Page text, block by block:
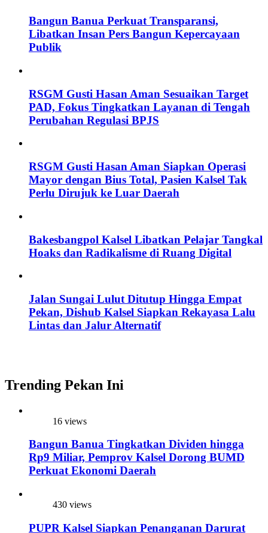
Bangun Banua Perkuat Transparansi,
Libatkan Insan Pers Bangun Kepercayaan
Publik
RSGM Gusti Hasan Aman Sesuaikan Target
PAD, Fokus Tingkatkan Layanan di Tengah
Perubahan Regulasi BPJS
RSGM Gusti Hasan Aman Siapkan Operasi
Mayor dengan Bius Total, Pasien Kalsel Tak
Perlu Dirujuk ke Luar Daerah
Bakesbangpol Kalsel Libatkan Pelajar Tangkal
Hoaks dan Radikalisme di Ruang Digital
Jalan Sungai Lulut Ditutup Hingga Empat
Pekan, Dishub Kalsel Siapkan Rekayasa Lalu
Lintas dan Jalur Alternatif
Trending Pekan Ini
16 views
Bangun Banua Tingkatkan Dividen hingga
Rp9 Miliar, Pemprov Kalsel Dorong BUMD
Perkuat Ekonomi Daerah
430 views
PUPR Kalsel Siapkan Penanganan Darurat